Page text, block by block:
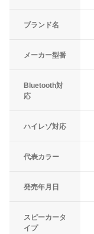
ブランド名
メーカー型番
Bluetooth対
応
ハイレゾ対応
代表カラー
発売年月日
スピーカータ
イプ